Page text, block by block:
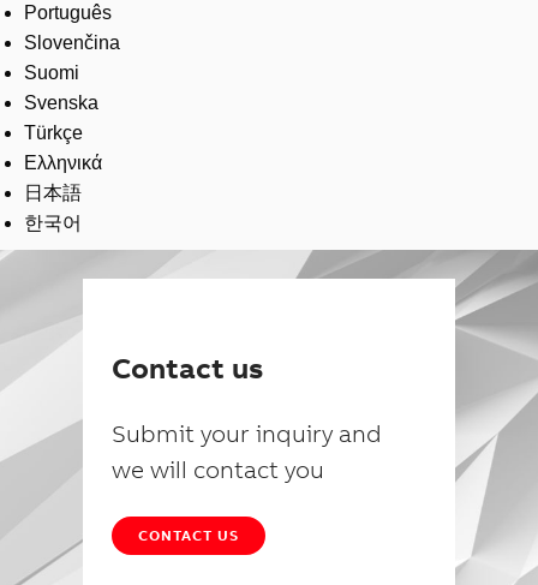
Português
Slovenčina
Suomi
Svenska
Türkçe
Ελληνικά
日本語
한국어
Contact us
Submit your inquiry and
we will contact you
CONTACT US